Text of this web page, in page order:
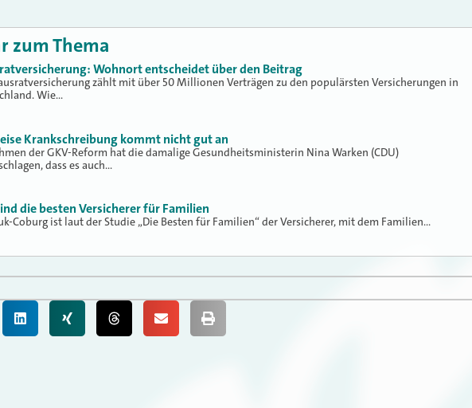
zum Thema
Wohnort entscheidet über den Beitrag
zählt mit über 50 Millionen Verträgen zu den populärsten Versicherungen in
Wie…
Krankschreibung kommt nicht gut an
der GKV-Reform hat die damalige Gesundheitsministerin Nina Warken (CDU)
dass es auch…
die besten Versicherer für Familien
Coburg ist laut der Studie „Die Besten für Familien“ der Versicherer, mit dem Familien…